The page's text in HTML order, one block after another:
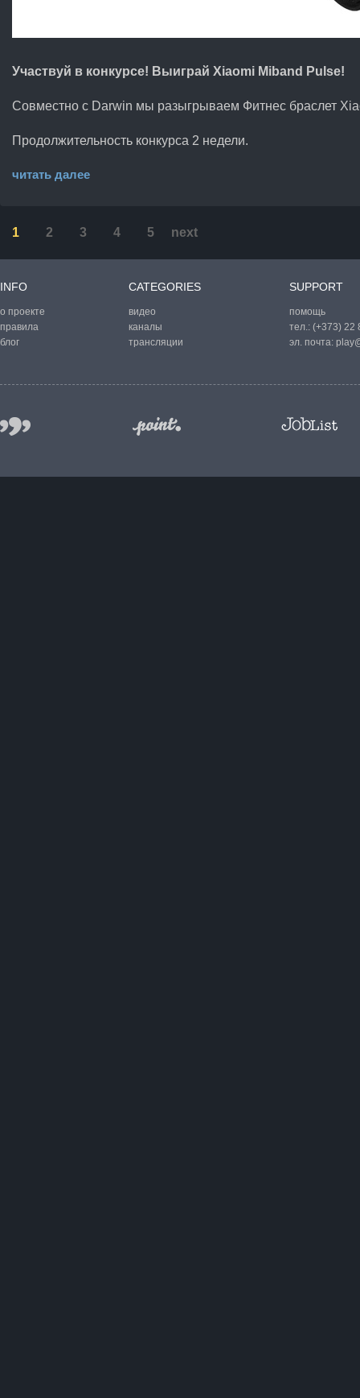
Участвуй в конкурсе! Выиграй Xiaomi Miband Pulse!
Совместно с Darwin мы разыгрываем Фитнес браслет
Продолжительность конкурса 2 недели.
читать далее
1 2 3 4 5 next
INFO
о проекте
правила
блог
CATEGORIES
видео
каналы
трансляции
SUPPORT
помощь
тел.: (+373) 22
эл. почта: